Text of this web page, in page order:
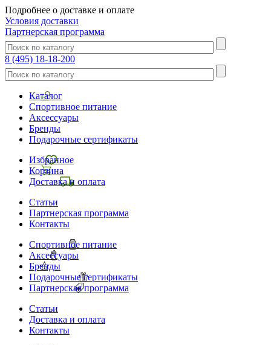
Подробнее о доставке и оплате
Условия доставки
Партнерская программа
8 (495) 18-18-200
Каталог
Спортивное питание
Аксессуары
Бренды
Подарочные сертификаты
Избранное
Корзина
Доставка и оплата
Статьи
Партнерская программа
Контакты
Спортивное питание
Аксессуары
Бренды
Подарочные сертификаты
Партнерская программа
Статьи
Доставка и оплата
Контакты